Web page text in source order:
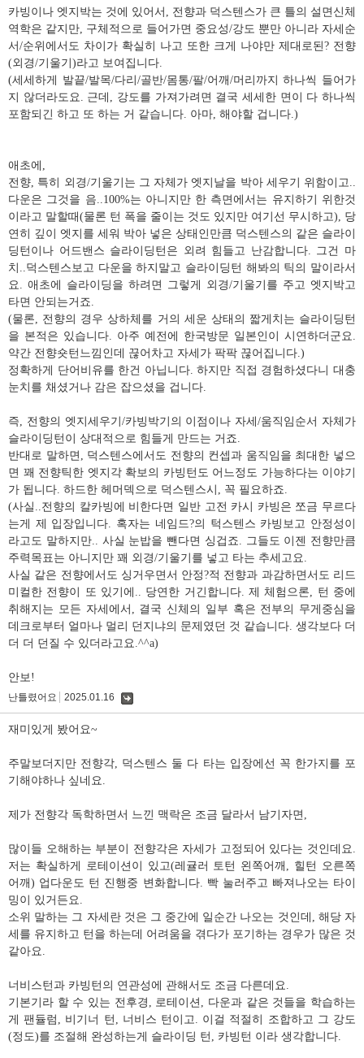
카빙이나 엣지박는 것에 있어서, 전향과 덕스텐스가 큰 틀의 설면신체
역학은 같지만, 구체적으로 들어가면 중요성/강도 뿐만 아니라 자세순
서/순위에서도 차이가 확실히 나고 또한 크게 나야만 제대로된? 전향
(외경/기울기)라고 보여집니다.
(세세하게 발끝/발목/다리/골반/몸통/팔/어깨/머리까지 하나씩 들어가
지 않더라도요. 근데, 강도를 가져가려면 결국 세세한 면이 다 하나씩
포함되긴 하고 또 하는 거 같습니다. 아마, 해야할 겁니다.)
애초에,
전향, 특히 외경/기울기는 그 자체가 엣지날을 박아 세우기 위함이고..
다운은 그것을 음..100%는 아니지만 한 측면에서는 유지하기 위한것
이라고 말할때(물론 턴 폭을 줄이는 것도 있지만 여기선 무시하고), 당
연히 깊이 엣지를 세워 박아 넣은 상태인만큼 덕스텐스의 같은 슬라이
딩턴이나 어드밴스 슬라이딩턴은 외려 힘들고 난감합니다. 그건 마
치..덕스텐스보고 다운을 하지말고 슬라이딩턴 해봐의 틱의 말이라서
요. 애초에 슬라이딩을 하려면 그렇게 외경/기울기를 주고 엣지박고
타면 안되는거죠.
(물론, 전향의 경우 상하체를 거의 세운 상태의 짧게치는 슬라이딩턴
을 본적은 있습니다. 아주 예전에 한국방문 일본인이 시연하더군요.
약간 전향숏턴느낌인데 끊어차고 자세가 팍팍 끊어집니다.)
정확하게 단어비유를 한건 아닙니다. 하지만 직접 경험하셨다니 대충
눈치를 채셨거나 감은 잡으셨을 겁니다.
즉, 전향의 엣지세우기/카빙박기의 이점이나 자세/움직임순서 자체가
슬라이딩턴이 상대적으로 힘들게 만드는 거죠.
반대로 말하면, 덕스텐스에서도 전향의 컨셉과 움직임을 최대한 넣으
면 꽤 전향틱한 엣지각 확보의 카빙턴도 어느정도 가능하다는 이야기
가 됩니다. 하드한 헤머덱으로 덕스텐스시, 꼭 필요하죠.
(사실..전향의 칼카빙에 비한다면 일반 고전 카시 카빙은 쪼금 무르다
는게 제 입장입니다. 혹자는 네임드?의 턱스텐스 카빙보고 안정성이
라고도 말하지만.. 사실 눈밥을 뺀다면 싱겁죠. 그들도 이젠 전향만큼
주력목표는 아니지만 꽤 외경/기울기를 넣고 타는 추세고요.
사실 같은 전향에서도 싱거우면서 안정?적 전향과 과감하면서도 리드
미컬한 전향이 또 있기에.. 당연한 거긴합니다. 제 체험으론, 턴 중에
취해지는 모든 자세에서, 결국 신체의 일부 혹은 전부의 무게중심을
데크로부터 얼마나 멀리 던지냐의 문제였던 것 같습니다. 생각보다 더
더 더 던질 수 있더라고요.^^a)
안보!
난틀렸어요 2025.01.16
재미있게 봤어요~
주말보더지만 전향각, 덕스텐스 둘 다 타는 입장에선 꼭 한가지를 포
기해야하나 싶네요.
제가 전향각 독학하면서 느낀 맥락은 조금 달라서 남기자면,
많이들 오해하는 부분이 전향각은 자세가 고정되어 있다는 것인데요.
저는 확실하게 로테이션이 있고(레귤러 토턴 왼쪽어깨, 힐턴 오른쪽
어깨) 업다운도 턴 진행중 변화합니다. 빡 눌러주고 빠져나오는 타이
밍이 있거든요.
소위 말하는 그 자세란 것은 그 중간에 일순간 나오는 것인데, 해당 자
세를 유지하고 턴을 하는데 어려움을 겪다가 포기하는 경우가 많은 것
같아요.
너비스턴과 카빙턴의 연관성에 관해서도 조금 다른데요.
기본기라 할 수 있는 전후경, 로테이션, 다운과 같은 것들을 학습하는
게 팬듈럼, 비기너 턴, 너비스 턴이고. 이걸 적절히 조합하고 그 강도
(정도)를 조절해 완성하는게 슬라이딩 턴, 카빙턴 이라 생각합니다.